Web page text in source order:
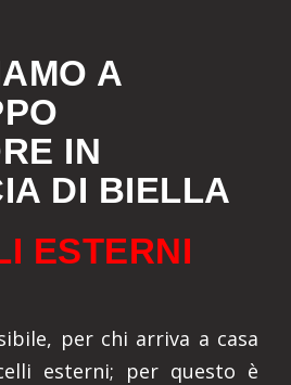
A
IN
DI BIELLA
ESTERNI
per chi arriva a casa
esterni; per questo è